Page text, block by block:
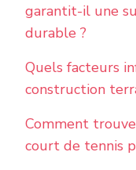
garantit-il une
durable ?
Quels facteurs
construction
Comment
court de tennis